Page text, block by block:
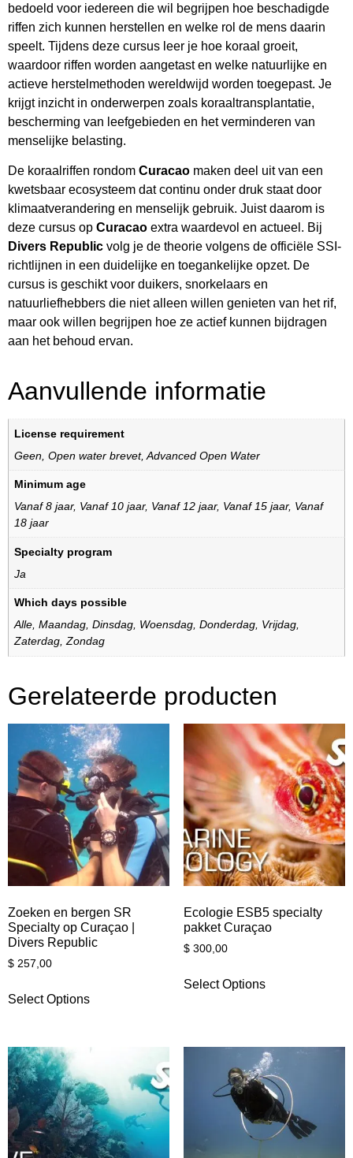
bedoeld voor iedereen die wil begrijpen hoe beschadigde
riffen zich kunnen herstellen en welke rol de mens daarin
speelt. Tijdens deze cursus leer je hoe koraal groeit,
waardoor riffen worden aangetast en welke natuurlijke en
actieve herstelmethoden wereldwijd worden toegepast. Je
krijgt inzicht in onderwerpen zoals koraaltransplantatie,
bescherming van leefgebieden en het verminderen van
menselijke belasting.
De koraalriffen rondom Curacao maken deel uit van een
kwetsbaar ecosysteem dat continu onder druk staat door
klimaatverandering en menselijk gebruik. Juist daarom is
deze cursus op Curacao extra waardevol en actueel. Bij
Divers Republic volg je de theorie volgens de officiële SSI-
richtlijnen in een duidelijke en toegankelijke opzet. De
cursus is geschikt voor duikers, snorkelaars en
natuurliefhebbers die niet alleen willen genieten van het rif,
maar ook willen begrijpen hoe ze actief kunnen bijdragen
aan het behoud ervan.
Aanvullende informatie
License requirement
Geen ,Open water brevet,Advanced Open Water
Minimum age
Vanaf 8 jaar, Vanaf 10 jaar, Vanaf 12 jaar, Vanaf 15 jaar, Vanaf
18 jaar
Specialty program
Ja
Which days possible
Alle,Maandag,Dinsdag, Woensdag,Donderdag, Vrijdag,
Zaterdag,Zondag
Gerelateerde producten
Zoeken en bergen SR
Specialty op Curaçao |
Divers Republic
$ 257,00
Select Options
Ecologie ESB5 specialty
pakket Curaçao
$300,00
Select Options